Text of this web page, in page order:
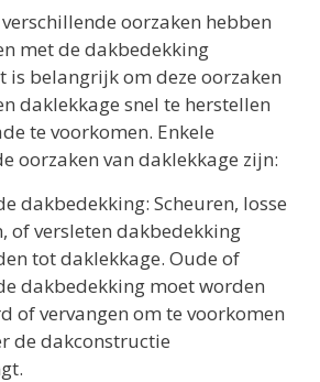
oorzaken hebben
met de dakbedekking
is belangrijk om deze oorzaken
daklekkage snel te herstellen
te voorkomen. Enkele
oorzaken van daklekkage zijn:
dakbedekking: Scheuren, losse
of versleten dakbedekking
tot daklekkage. Oude of
dakbedekking moet worden
of vervangen om te voorkomen
de dakconstructie